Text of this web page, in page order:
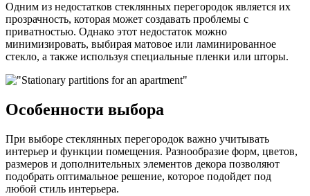
Одним из недостатков стеклянных перегородок является их
прозрачность, которая может создавать проблемы с
приватностью. Однако этот недостаток можно
минимизировать, выбирая матовое или ламинированное
стекло, а также используя специальные пленки или шторы.
Особенности выбора
При выборе стеклянных перегородок важно учитывать
интерьер и функции помещения. Разнообразие форм, цветов,
размеров и дополнительных элементов декора позволяют
подобрать оптимальное решение, которое подойдет под
любой стиль интерьера.